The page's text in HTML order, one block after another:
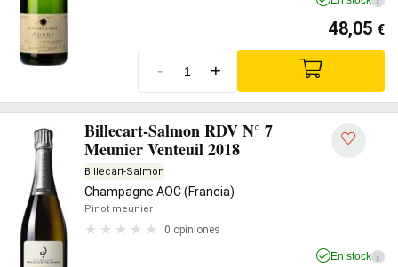
48,05 €
- +
Billecart-Salmon RDV N° 7
Meunier Venteuil 2018
Billecart-Salmon
Champagne AOC (Francia)
Pinot meunier
0 opiniones
En stock i